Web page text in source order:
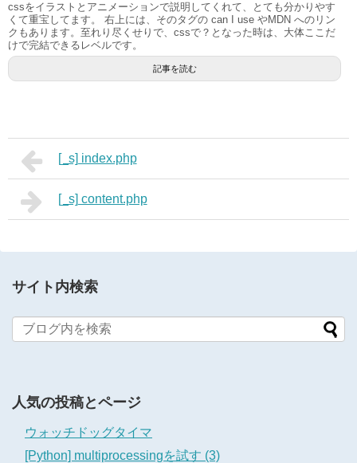
cssをイラストとアニメーションで説明してくれて、とても分かりやす
くて重宝してます。 右上には、そのタグの can I use やMDN へのリン
クもあります。至れり尽くせりで、cssで？となった時は、大体ここだ
けで完結できるレベルです。
記事を読む
[_s] index.php
[_s] content.php
サイト内検索
人気の投稿とページ
ウォッチドッグタイマ
[Python] multiprocessingを試す (3)